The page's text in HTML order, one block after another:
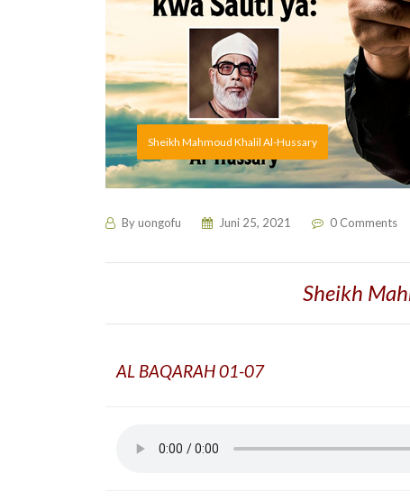
Sheikh Mahmoud Khalil Al-Hussary
Byuongofu Juni 25, 2021 0 Comments
Sheikh
AL BAQARAH 01-07